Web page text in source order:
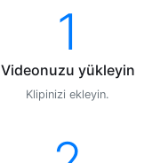
1
Videonuzu yükleyin
Klipinizi ekleyin.